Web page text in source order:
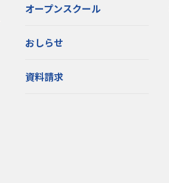
オープンスクール
おしらせ
資料請求